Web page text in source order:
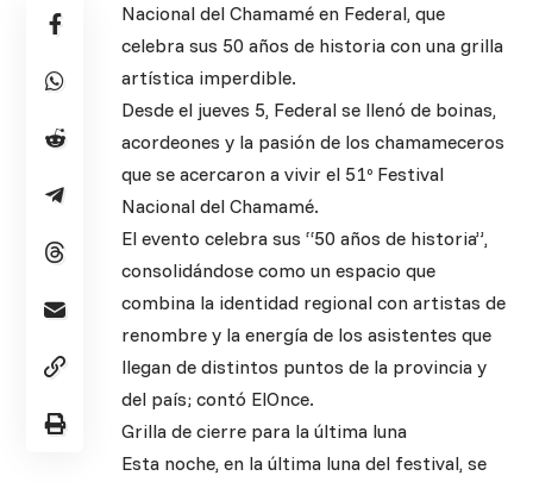
Nacional del Chamamé en Federal, que
celebra sus 50 años de historia con una grilla
artística imperdible.
Desde el jueves 5, Federal se llenó de boinas,
acordeones y la pasión de los chamameceros
que se acercaron a vivir el 51º Festival
Nacional del Chamamé.
El evento celebra sus “50 años de historia”,
consolidándose como un espacio que
combina la identidad regional con artistas de
renombre y la energía de los asistentes que
llegan de distintos puntos de la provincia y
del país; contó ElOnce.
Grilla de cierre para la última luna
Esta noche, en la última luna del festival, se